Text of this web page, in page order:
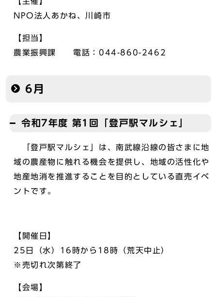
NPO法人あかね、川崎市
【担当】
農業振興課 電話：044-860-2462
6月
令和7年度 第1回「登戸駅マルシェ」
「登戸駅マルシェ」は、南武線沿線の皆さまに地
域の農産物に触れる機会を提供し、地域の活性化や
地産地消を推進することを目的としている直売イベ
ントです。
【開催日】
25日（水）16時から18時（荒天中止）
※売切れ次第終了
【会場】